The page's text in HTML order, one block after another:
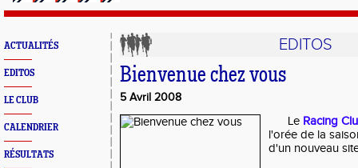
ACTUALITÉS
EDITOS
LE CLUB
CALENDRIER
RÉSULTATS
EDITOS
Bienvenue chez vous
5 Avril 2008
Le Racing
l'orée de la
d'un nouveau